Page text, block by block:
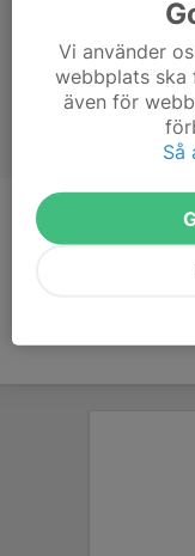
Ålder
Vi använder
webbplats ska
även för
Så